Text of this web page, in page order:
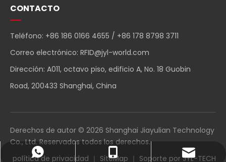
+86 18601664655
+86-18601664655
RFID@jyl-world.com
CONTACTO
Teléfono: +86 186 0166 4655 / +86 178 8798 3711
Correo electrónico: RFID@jyl-world.com
Dirección: A011, octavo piso, edificio A, No. 18 Guobin
Road, 200433 Shanghai, China
Derechos de autor © 2026 Shanghai Jiayulian Technology
Co., Ltd. Reservados todos los derechos.
política de privacidad ｜ SiteMap ｜ Soporte porJYL-TECH